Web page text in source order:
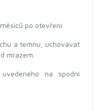
po otevření.
a temnu, uchovávat
mrazem.
na spodní